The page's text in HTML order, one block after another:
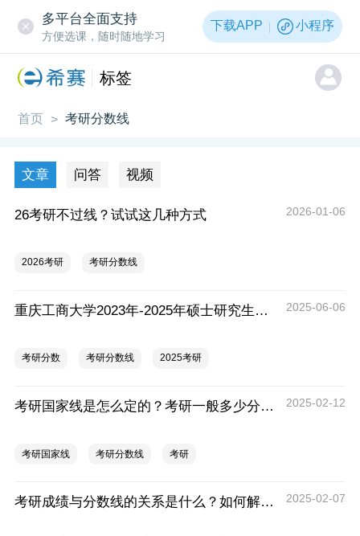
多平台全面支持
方便选课，随时随地学习
下载APP 小程序
标签
首页 > 考研分数线
文章 问答 视频
26考研不过线？试试这几种方式 2026-01-06
2026考研 考研分数线
重庆工商大学2023年-2025年硕士研究生招生分数情况统计表 2025-06-06
考研分数 考研分数线 2025考研
考研国家线是怎么定的？考研一般多少分就稳了 2025-02-12
考研国家线 考研分数线 考研
考研成绩与分数线的关系是什么？如何解读？ 2025-02-07